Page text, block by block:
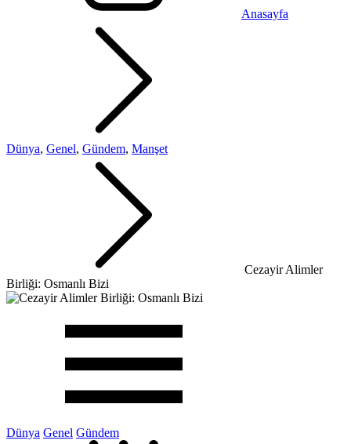
Anasayfa
Dünya, Genel, Gündem, Manşet
Cezayir Alimler
Birliği: Osmanlı Bizi
Dünya Genel Gündem